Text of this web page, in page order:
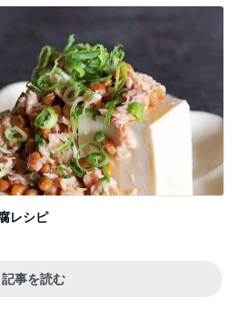
いピンクと黄色の花
ス 2日前